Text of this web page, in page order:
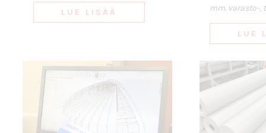
LUE LISÄÄ
mm. varasto-,
LUE